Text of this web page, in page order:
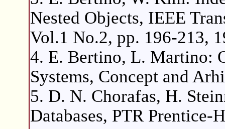
Nested Objects, IEEE
Vol.1 No.2, pp. 196-213,
4. E. Bertino, L. Martino:
Systems, Concept and
5. D. N. Chorafas, H.
Databases, PTR Prentice-